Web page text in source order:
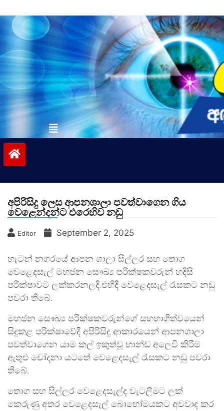
to
contentvinivida.lk
අපිරිසිදු ලෙස ආපනශාලා පවත්වාගෙන ගිය
වෙළෙන්දන්ට එරෙහිව නඩු
Editor September 2, 2025
හැටන් නගරයේ ආපන ශාලා සිල්ලර සහ තොග
වෙළෙදසැල් මහජන සෞඛ්‍ය පරික්ෂකවරුන් හදිසි
පරික්ෂාවට ලක්කරනලදි.එහිදී වෙළෙදසැල් රැසකට නඩු
පවරා තිබේ.
මහජන සෞඛ්‍ය පරික්ෂකවරුන්ගේ සහභාගීත්වයෙන්
සිදුකළ පරික්ෂාවේදී අපිරිසිදු ආකාරයෙන් ආපනශාලා
පවත්වාගෙන යාම කල් ඉකුත්වූ භාන්ඩ අලෙවි කිරීම
ඇතුළු චෝදනා යටතේ වෙළෙදසැල් රැසකට නඩු පවරා
තිබේ.
තොග සහ සිල්ලර වෙළෙදසැල්ද වැටලීමට ලක්
කෙරුණු අතර වෙළෙදසැල් බොහෝමයකට අවවාද කර